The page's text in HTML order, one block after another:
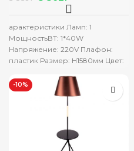
арактеристики Ламп: 1
МощностьВТ: 1*40W
Напряжение: 220V Плафон:
пластик Размер: H1580мм Цвет:
-10%